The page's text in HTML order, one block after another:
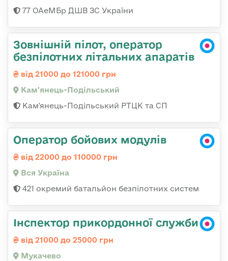
77 ОАеМБр ДШВ ЗС України
Зовнішній пілот, оператор
безпілотних літальних апаратів
від 21000 до 121000 грн
Кам'янець-Подільський
Кам'янець-Подільський РТЦК та СП
Оператор бойових модулів
від 22000 до 110000 грн
Вся Україна
421 окремий батальйон безпілотних систем
Інспектор прикордонної служби
від 21000 до 25000 грн
Мукачево